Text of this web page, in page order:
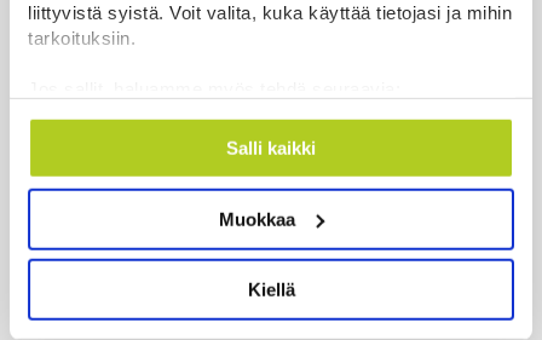
liittyvistä syistä. Voit valita, kuka käyttää tietojasi ja mihin
tarkoituksiin.
Kerätä tietoja maantieteellisestä sijainnistasi,
mahdollisesti muutaman metrin tarkkuudella
ominaispiirteitä aktiivisesti (sormenjäljen
Lue lisää siitä, miten henkilötietojasi käsitellään ja miten
suostumustasi tai peruuttaa sen milloin vain
evästeilmoituksessa.
Salli kaikki
Muokkaa
Kiellä
Liettuan sotilastiedustelun mukaan Venäjä
harkitsee hyökkäyksiä Baltiaan
Ex-kansanedustaja Ano Turtiaista ja hänen
vaimoaan syytetään törkeistä talousrikoksista
Uutiset | 6.8.2026 16:45
Hallitus nostaa alijäämän tällä kaudella selvästi
isommaksi kuin etukäteen arvioitiin, huomauttaa
Uutiset | 6.8.2026 16:20